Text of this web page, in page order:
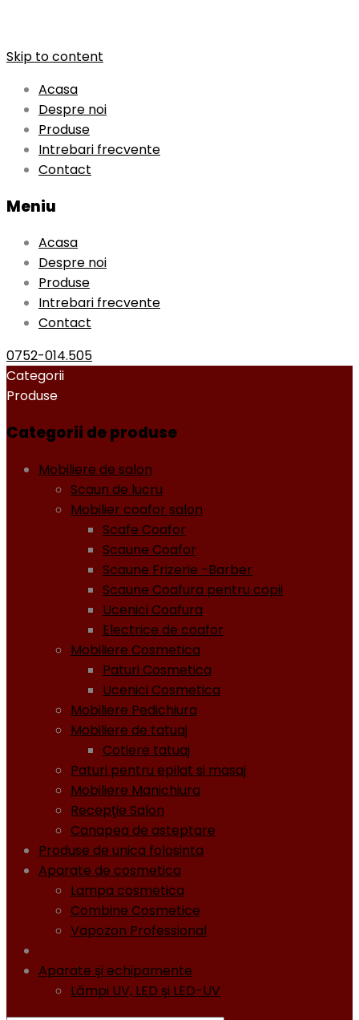
Skip to content
Acasa
Despre noi
Produse
Intrebari frecvente
Contact
Meniu
Acasa
Despre noi
Produse
Intrebari frecvente
Contact
0752-014.505
Categorii
Produse
Categorii de produse
Mobiliere de salon
Scaun de lucru
Mobilier coafor salon
Scafe Coafor
Scaune Coafor
Scaune Frizerie -Barber
Scaune Coafura pentru copii
Ucenici Coafura
Electrice de coafor
Mobiliere Cosmetica
Paturi Cosmetica
Ucenici Cosmetica
Mobiliere Pedichiura
Mobiliere de tatuaj
Cotiere tatuaj
Paturi pentru epilat si masaj
Mobiliere Manichiura
Recepţie Salon
Canapea de asteptare
Produse de unica folosinta
Aparate de cosmetica
Lampa cosmetica
Combine Cosmetice
Vapozon Professional
Aparate şi echipamente
Lămpi UV, LED şi LED-UV